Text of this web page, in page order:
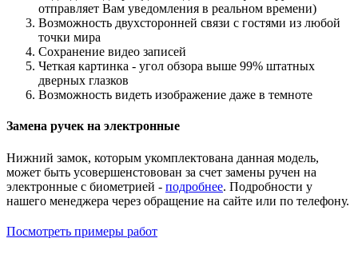
отправляет Вам уведомления в реальном времени)
Возможность двухсторонней связи с гостями из любой
точки мира
Сохранение видео записей
Четкая картинка - угол обзора выше 99% штатных
дверных глазков
Возможность видеть изображение даже в темноте
Замена ручек на электронные
Нижний замок, которым укомплектована данная модель,
может быть усовершенстовован за счет замены ручен на
электронные с биометрией - подробнее. Подробности у
нашего менеджера через обращение на сайте или по телефону.
Посмотреть примеры работ